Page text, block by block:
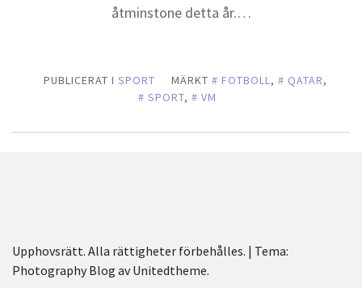
åtminstone detta år.…
PUBLICERAT I SPORT MÄRKT FOTBOLL, QATAR,
SPORT, VM
Upphovsrätt. Alla rättigheter förbehålles. | Tema:
Photography Blog avUnitedtheme.